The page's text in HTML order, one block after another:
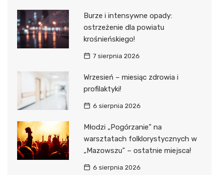
Burze i intensywne opady:
ostrzeżenie dla powiatu
krośnieńskiego!
7 sierpnia 2026
Wrzesień – miesiąc zdrowia i
profilaktyki!
6 sierpnia 2026
Młodzi „Pogórzanie” na
warsztatach folklorystycznych w
„Mazowszu” – ostatnie miejsca!
6 sierpnia 2026